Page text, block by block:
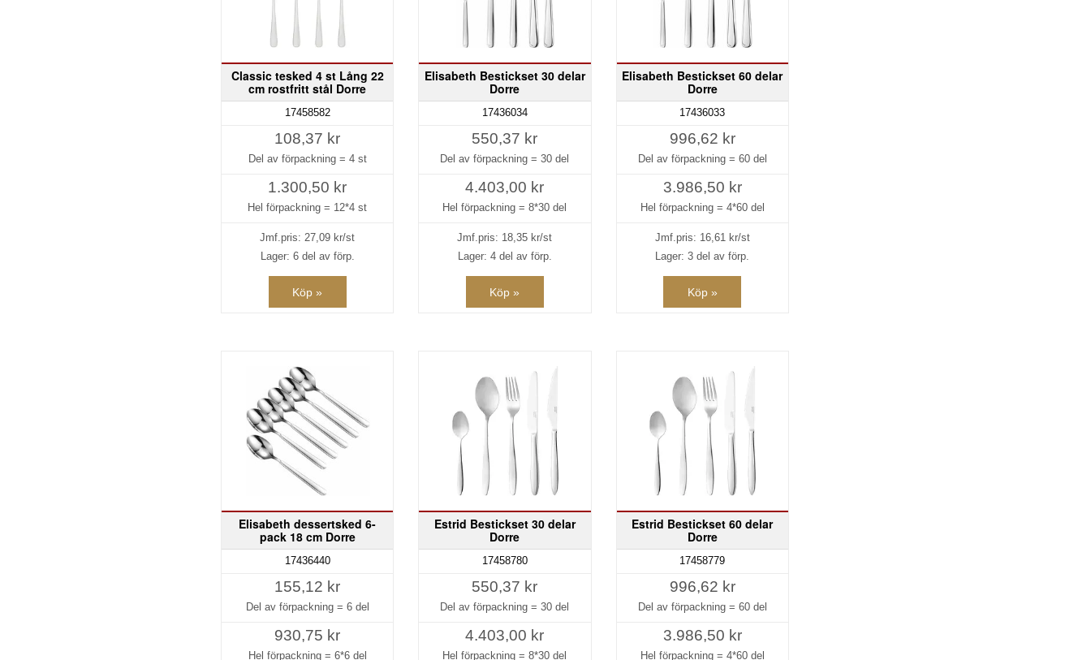
Classic tesked 4 st Lång 22
cm rostfritt stål Dorre
17458582
108,37 kr
Del av förpackning = 4 st
1.300,50 kr
Hel förpackning = 12*4 st
Jmf.pris:27,09 kr/st
Lager: 6 del av förp.
Köp »
Elisabeth Bestickset 30 delar
Dorre
17436034
550,37 kr
Del av förpackning =30 del
4.403,00 kr
Hel förpackning =8*30 del
Jmf.pris: 18,35 kr/st
Lager: 4 del av förp.
Köp »
Elisabeth Bestickset 60 delar
Dorre
17436033
996,62 kr
Del av förpackning = 60 del
3.986,50 kr
Hel förpackning = 4*60 del
Jmf.pris: 16,61kr/st
Lager: 3 del av förp.
Köp »
Elisabeth dessertsked 6-
pack 18 cm Dorre
17436440
155,12 kr
Del av förpackning = 6 del
930,75 kr
Hel förpackning = 6*6 del
Estrid Bestickset 30 delar
Dorre
17458780
550,37 kr
Del av förpackning =30 del
4.403,00 kr
Hel förpackning =8*30 del
Estrid Bestickset 60 delar
Dorre
17458779
996,62 kr
Del av förpackning = 60 del
3.986,50 kr
Hel förpackning = 4*60 del